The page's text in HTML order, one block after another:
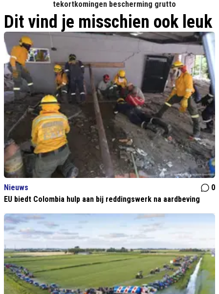
tekortkomingen bescherming grutto
Dit vind je misschien ook leuk
Nieuws
0
EU biedt Colombia hulp aan bij reddingswerk na aardbeving